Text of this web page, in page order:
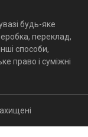
будь-яке
переклад,
способи,
право і суміжні